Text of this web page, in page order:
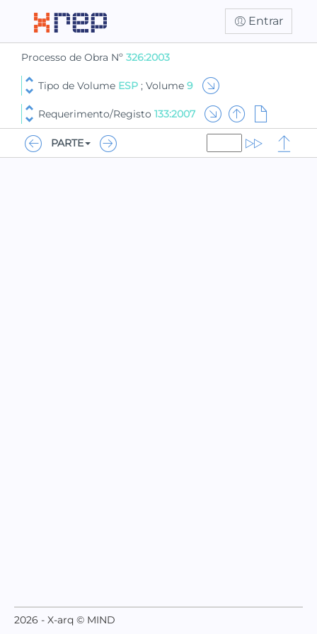
Entrar
Processo de Obra Nº 326:2003
Tipo de Volume ESP ; Volume 9
Requerimento/Registo 133:2007
PARTE
2026 - X-arq © MIND